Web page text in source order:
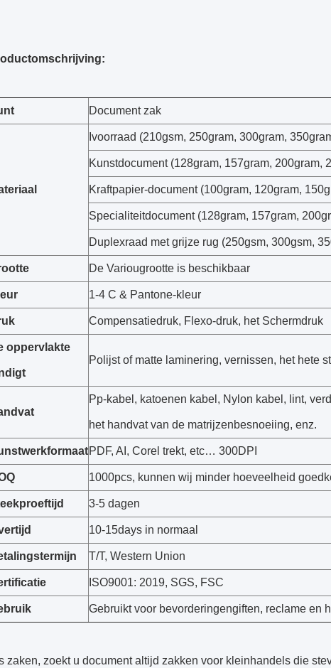
Document zak
Ivoorraad (210gsm, 250gram, 300gram,
Kunstdocument (128gram, 157gram, 200gram,
Kraftpapier-document (100gram, 120gram,
Specialiteitdocument (128gram, 157gram,
Duplexraad met grijze rug (250gsm, 300gsm,
De Variougrootte is beschikbaar
1-4 C & Pantone-kleur
Compensatiedruk, Flexo-druk, het Schermdruk
oppervlakte
Polijst of matte laminering, vernissen, het hete
Pp-kabel, katoenen kabel, Nylon kabel, lint,
het handvat van de matrijzenbesnoeiing, enz.
PDF, AI, Corel trekt, etc… 300DPI
1000pcs, kunnen wij minder hoeveelheid
3-5 dagen
10-15days in normaal
T/T, Western Union
ISO9001: 2019, SGS, FSC
Gebruikt voor bevorderingengiften, reclame en
zaken, zoekt u document altijd zakken voor kleinhandels die